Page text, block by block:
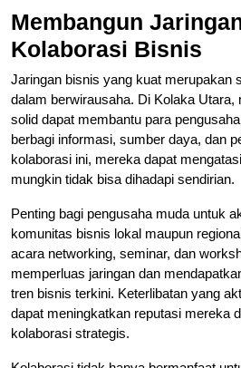
Membangun
Kolaborasi Bisnis
Jaringan bisnis yang kuat merupakan
dalam berwirausaha. Di Kolaka Utara,
solid dapat membantu para
berbagi informasi, sumber daya, dan
kolaborasi ini, mereka dapat
mungkin tidak bisa dihadapi sendirian.
Penting bagi pengusaha muda untuk
komunitas bisnis lokal maupun
acara networking, seminar, dan
memperluas jaringan dan
tren bisnis terkini. Keterlibatan yang
dapat meningkatkan reputasi mereka
kolaborasi strategis.